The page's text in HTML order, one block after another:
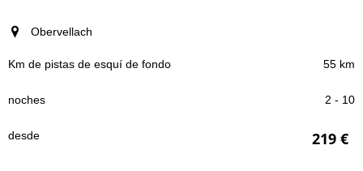
Obervellach
55 km
2 - 10
219 €